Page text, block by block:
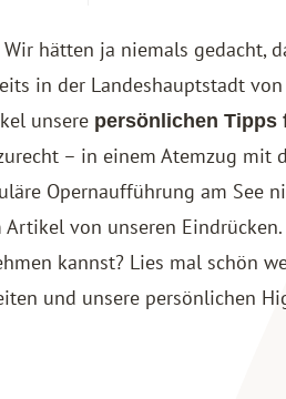
Wir hätten ja niemals gedacht,
in der Landeshauptstadt
unsere persönlichen Tipps
– in einem Atemzug mit
Opernaufführung am See
von unseren
kannst? Lies mal schön
und unsere persönlichen